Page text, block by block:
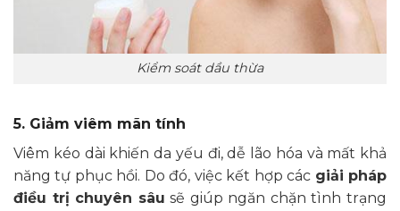
Kiểm soát dầu thừa
5. Giảm viêm mãn tính
Viêm kéo dài khiến da yếu đi, dễ lão hóa và mất khả
năng tự phục hồi. Do đó, việc kết hợp các giải pháp
điều trị chuyên sâu sẽ giúp ngăn chặn tình trạng